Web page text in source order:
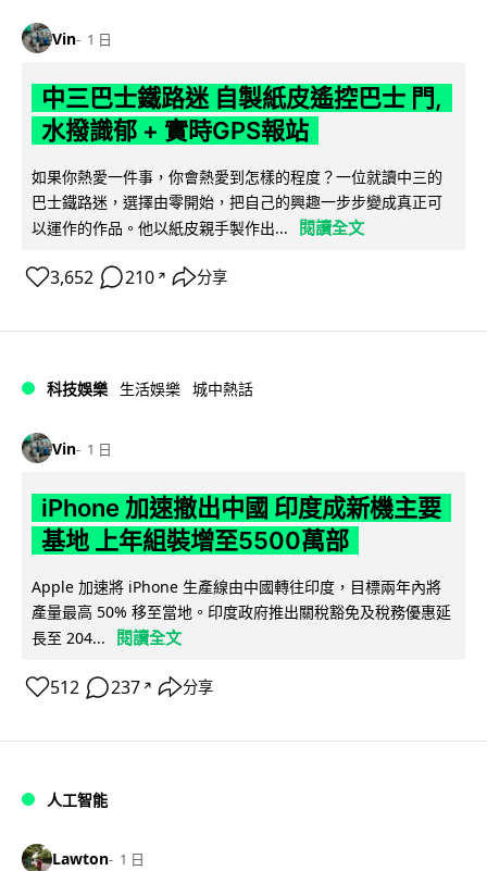
Vin 1 日
中三巴士鐵路迷 自製紙皮遙控巴士 門,
水撥識郁 + 實時GPS報站
如果你熱愛一件事，你會熱愛到怎樣的程度？一位就讀中三的
巴士鐵路迷，選擇由零開始，把自己的興趣一步步變成真正可
以運作的作品。他以紙皮親手製作出...
閱讀全文
3,652 210 ↗ 分享
科技娛樂 生活娛樂 城中熱話
Vin 1 日
iPhone 加速撤出中國 印度成新機主要
基地 上年組裝增至5500萬部
Apple 加速將 iPhone 生產線由中國轉往印度，目標兩年內將
產量最高 50% 移至當地。印度政府推出關稅豁免及稅務優惠延
長至 204...
閱讀全文
512 237 ↗ 分享
人工智能
Lawton 1 日